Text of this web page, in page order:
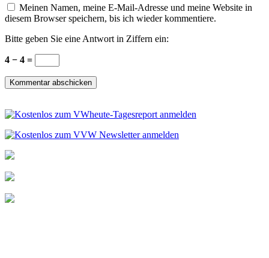
Meinen Namen, meine E-Mail-Adresse und meine Website in
diesem Browser speichern, bis ich wieder kommentiere.
Bitte geben Sie eine Antwort in Ziffern ein:
4 − 4 =